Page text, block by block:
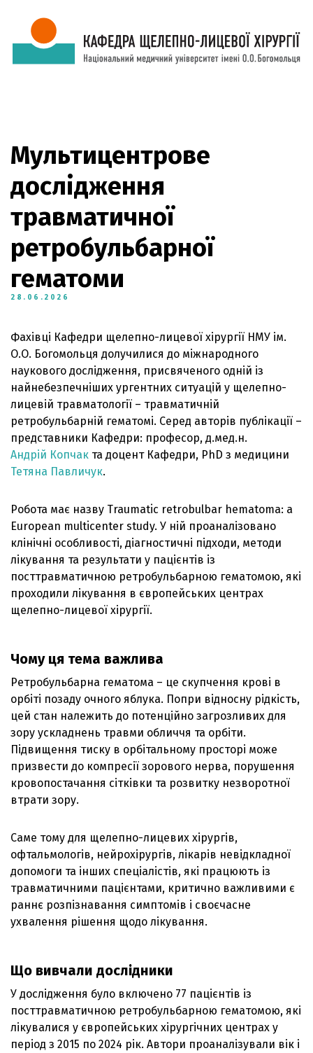
Мультицентрове
дослідження
травматичної
ретробульбарної
гематоми
28.06.2026
Фахівці Кафедри щелепно-лицевої хірургії НМУ ім.
О.О. Богомольця долучилися до міжнародного
наукового дослідження, присвяченого одній із
найнебезпечніших ургентних ситуацій у щелепно-
лицевій травматології – травматичній
ретробульбарній гематомі. Серед авторів публікації –
представники Кафедри: професор, д.мед.н.
Андрій Копчак та доцент Кафедри, PhD з медицини
Тетяна Павличук.
Робота має назву Traumatic retrobulbar hematoma: a
European multicenter study. У ній проаналізовано
клінічні особливості, діагностичні підходи, методи
лікування та результати у пацієнтів із
посттравматичною ретробульбарною гематомою, які
проходили лікування в європейських центрах
щелепно-лицевої хірургії.
Чому ця тема важлива
Ретробульбарна гематома – це скупчення крові в
орбіті позаду очного яблука. Попри відносну рідкість,
цей стан належить до потенційно загрозливих для
зору ускладнень травми обличчя та орбіти.
Підвищення тиску в орбітальному просторі може
призвести до компресії зорового нерва, порушення
кровопостачання сітківки та розвитку незворотної
втрати зору.
Саме тому для щелепно-лицевих хірургів,
офтальмологів, нейрохірургів, лікарів невідкладної
допомоги та інших спеціалістів, які працюють із
травматичними пацієнтами, критично важливими є
раннє розпізнавання симптомів і своєчасне
ухвалення рішення щодо лікування.
Що вивчали дослідники
У дослідження було включено 77 пацієнтів із
посттравматичною ретробульбарною гематомою, які
лікувалися у європейських хірургічних центрах у
період з 2015 по 2024 рік. Автори проаналізували вік і